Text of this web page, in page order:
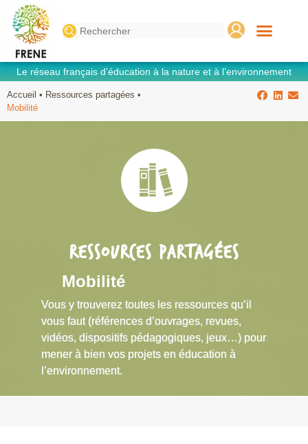
Search
for:
Le réseau français d’éducation à la nature et à l’environnement
Accueil • Ressources partagées •
Mobilité
RESSOURCES PARTAGÉES
Mobilité
Vous y trouverez toutes les ressources qu’il
vous faut (références d’ouvrages, revues,
vidéos, dispositifs pédagogiques, jeux…) pour
mener à bien vos projets en éducation à
l’environnement.